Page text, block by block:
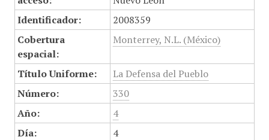
Identificador:
2008359
Cobertura
espacial:
Monterrey, N.L. (México)
Título Uniforme:
La Defensa del Pueblo
Número:
330
Año:
4
Día:
4